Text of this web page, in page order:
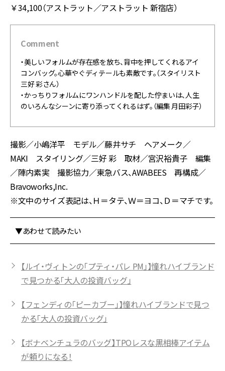
￥34,100（アストラット／アストラット 新宿店）
Comment
・美しいフォルムが存在感を放ち、背中を押してくれるアイ
コンバッグ。心華やぐディテールも素敵です。（スタイリスト
三好 彩さん）
・かっちりフォルムにワンハンドルを配した佇まいは、人生
のいろんなシーンに寄り添ってくれるはず。（編集 月田彩子）
撮影／小嶋洋平 モデル／藤井サチ ヘアメーク／
MAKI スタイリング／三好 彩 取材／宮沢裕貴子 編集
／陣内素実 撮影協力／東急バス、AWABEES 再構成／
Bravoworks,Inc.
※文中のサイズ表記は、Ｈ＝タテ、Ｗ＝ヨコ、Ｄ＝マチです。
▼あわせて読みたい
【ルイ・ヴィトンの「プティ・パレ PM」】憧れハイブランド
で見つかる「大人の投資バッグ」
【フェンディの「ピーカブー」】憧れハイブランドで見つ
かる「大人の投資バッグ」
【ボナベンチュラのバッグ】TPOレスな黒相棒アイテム
が頼りになる！